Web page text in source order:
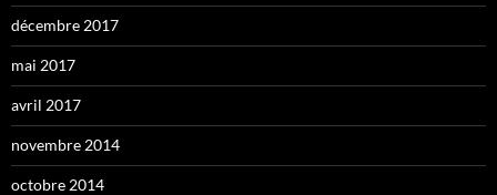
décembre 2017
mai 2017
avril 2017
novembre 2014
octobre 2014